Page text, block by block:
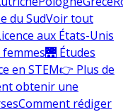
du SudVoir tout
aux États-Unis
femmes🌉 Études
en STEM👉 Plus de
obtenir une
Comment rédiger